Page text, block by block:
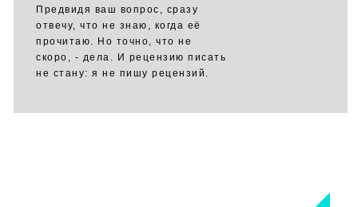
Предвидя ваш вопрос, сразу
отвечу, что не знаю, когда её
прочитаю. Но точно, что не
скоро, - дела. И рецензию писать
не стану: я не пишу рецензий.